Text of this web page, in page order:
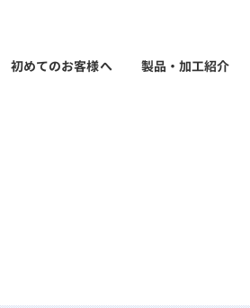
初めてのお客様へ 製品・加工紹介